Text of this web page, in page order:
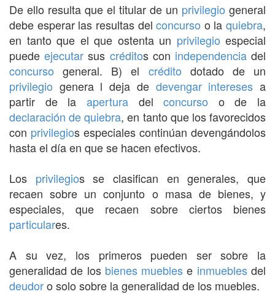
De ello resulta que el titular de un privilegio general
debe esperar las resultas delconcurso o la quiebra,
en tanto que el que ostenta un privilegio especial
puedeejecutar sus créditos con independenciadel
concurso general. B) el crédito dotado de un
privilegio genera l deja de devengar intereses a
partir de la aperturadelconcurso o de la
declaración de quiebra, en tanto que los favorecidos
con privilegios especiales continúan devengándolos
hasta el día en que se hacen efectivos.
Los privilegios se clasifican en generales, que
recaen sobre un conjunto o masa de bienes, y
especiales, que recaen sobre ciertos bienes
particulares.
A su vez, los primeros pueden ser sobre la
generalidad de los bienes muebles e inmueblesdel
deudoro solo sobre la generalidad de los muebles.